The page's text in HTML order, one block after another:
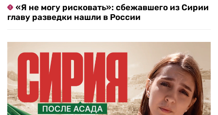
«Я не могу рисковать»: сбежавшего из Сирии
главу разведки нашли в России